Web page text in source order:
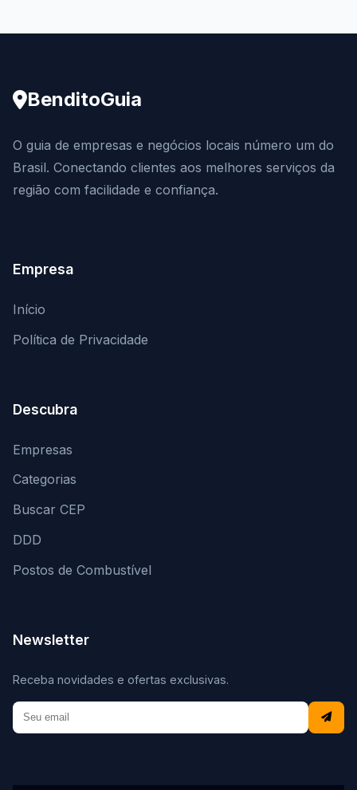
BenditoGuia
O guia de empresas e negócios locais número um do
Brasil. Conectando clientes aos melhores serviços da
região com facilidade e confiança.
Empresa
Início
Política de Privacidade
Descubra
Empresas
Categorias
Buscar CEP
DDD
Postos de Combustível
Newsletter
Receba novidades e ofertas exclusivas.